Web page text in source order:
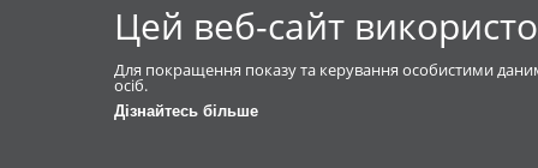
Цей веб-сайт
Для покращення показу та керування особистими
осіб.
Дізнайтесь більше